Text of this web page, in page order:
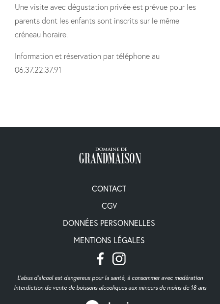
Une visite avec dégustation privée est prévue pour les
parents dont les enfants sont inscrits sur le même
créneau horaire.
Information et réservation par téléphone au
06.37.22.37.91
CONTACT
CGV
DONNÉES PERSONNELLES
MENTIONS LÉGALES
L'abus d'alcool est dangereux pour la santé, à consommer avec modération
Interdiction de vente de boissons alcooliques aux mineurs de moins de 18 ans